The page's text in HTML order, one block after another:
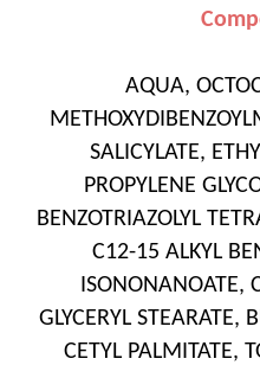
AQUA,
SALICYLATE,
PROPYLENE
BENZOTRIAZOLYL
C12-15 ALKYL
ISONONANOATE,
GLYCERYL STEARATE,
CETYL PALMITATE,